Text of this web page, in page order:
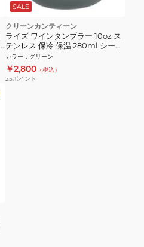
SALE
クリーンカンティーン
ライズ ワインタンブラー 10oz ス
テンレス 保冷 保温 280ml シース
プレー 19322148180010
カラー ： グリーン
￥2,800 （税込）
25ポイント